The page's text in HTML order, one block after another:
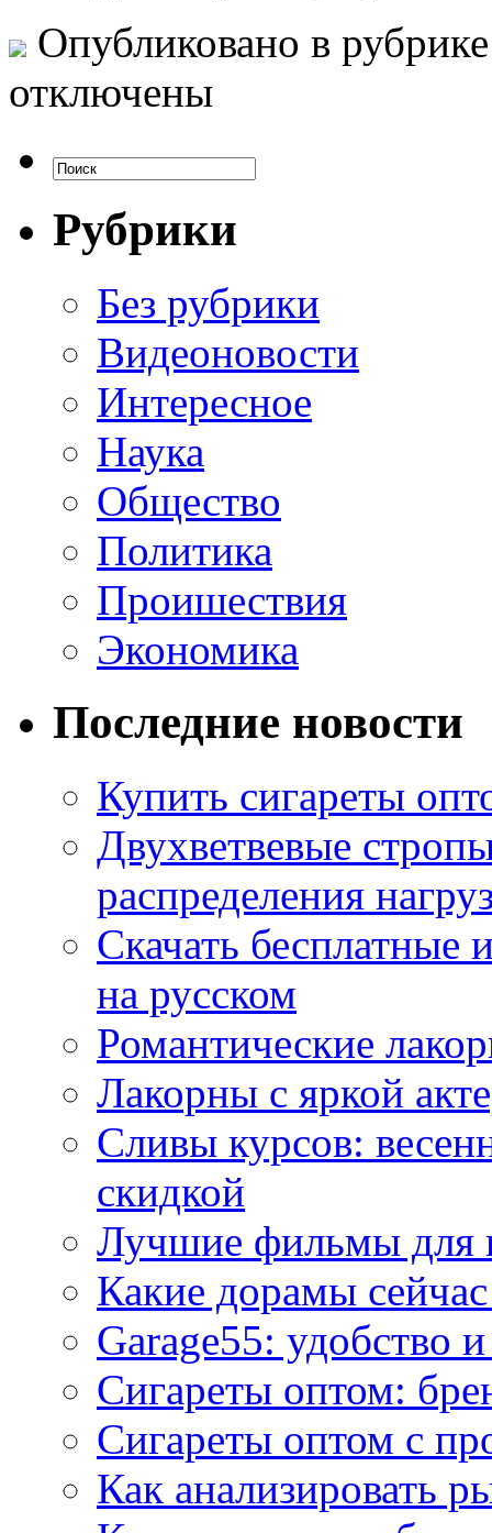
Опубликовано в
отключены
Рубрики
Без рубрики
Видеоновости
Интересное
Наука
Общество
Политика
Проишествия
Экономика
Последние новости
Купить сигареты
Двухветвевые
распределения
Скачать
на русском
Романтические
Лакорны с яркой
Сливы курсов:
скидкой
Лучшие фильмы для
Какие дорамы
Garage55: удобство
Сигареты оптом:
Сигареты оптом с
Как анализировать